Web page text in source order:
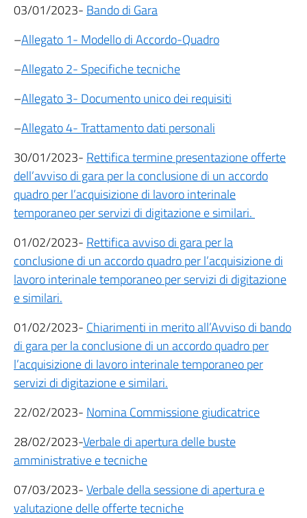
03/01/2023- Bando di Gara
–Allegato 1- Modello di Accordo-Quadro
–Allegato 2- Specifiche tecniche
–Allegato 3- Documento unico dei requisiti
–Allegato 4- Trattamento dati personali
30/01/2023- Rettifica termine presentazione offerte
dell’avviso di gara per la conclusione di un accordo
quadro per l’acquisizione di lavoro interinale
temporaneo per servizi di digitazione e similari.
01/02/2023- Rettifica avviso di gara per la
conclusione di un accordo quadro per l’acquisizione di
lavoro interinale temporaneo per servizi di digitazione
e similari.
01/02/2023- Chiarimenti in merito all’Avviso di bando
di gara per la conclusione di un accordo quadro per
l’acquisizione di lavoro interinale temporaneo per
servizi di digitazione e similari.
22/02/2023- Nomina Commissione giudicatrice
28/02/2023-Verbale di apertura delle buste
amministrative e tecniche
07/03/2023-Verbale della sessione di apertura e
valutazione delle offerte tecniche